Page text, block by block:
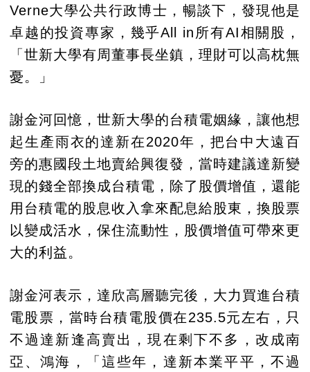
Verne大學公共行政博士，暢談下，發現他是
卓越的投資專家，幾乎All in所有AI相關股，
「世新大學有周董事長坐鎮，理財可以高枕無
憂。」
謝金河回憶，世新大學的台積電姻緣，讓他想
起生產雨衣的達新在2020年，把台中大遠百
旁的惠國段土地賣給興復發，當時建議達新變
現的錢全部換成台積電，除了股價增值，還能
用台積電的股息收入拿來配息給股東，換股票
以變成活水，保住流動性，股價增值可帶來更
大的利益。
謝金河表示，達欣高層聽完後，大力買進台積
電股票，當時台積電股價在235.5元左右，只
不過達新逢高賣出，現在剩下不多，改成南
亞、鴻海，「這些年，達新本業平平，不過